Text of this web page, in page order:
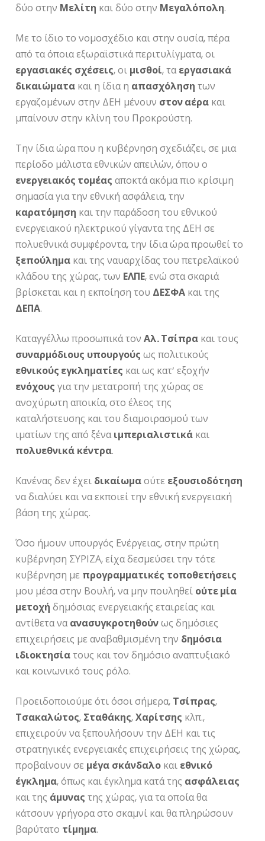
δύο στην Μελίτη και δύο στην Μεγαλόπολη.
Με το ίδιο το νομοσχέδιο και στην ουσία, πέρα
από τα όποια εξωραϊστικά περιτυλίγματα, οι
εργασιακές σχέσεις, οι μισθοί, ταεργασιακά
δικαιώματα και η ίδια η απασχόληση των
εργαζομένων στην ΔΕΗ μένουν στον αέρα και
μπαίνουν στην κλίνη του Προκρούστη.
Την ίδια ώρα που η κυβέρνηση σχεδιάζει, σε μια
περίοδο μάλιστα εθνικών απειλών, όπου ο
ενεργειακός τομέας αποκτά ακόμα πιο κρίσιμη
σημασία για την εθνική ασφάλεια, την
καρατόμηση και την παράδοση του εθνικού
ενεργειακού ηλεκτρικού γίγαντα της ΔΕΗ σε
πολυεθνικά συμφέροντα, την ίδια ώρα προωθεί το
ξεπούλημα και της ναυαρχίδας του πετρελαϊκού
κλάδου της χώρας, των ΕΛΠΕ, ενώ στα σκαριά
βρίσκεται και η εκποίηση του ΔΕΣΦΑ και της
ΔΕΠΑ.
Καταγγέλλω προσωπικά τονΑλ. Τσίπρα και τους
συναρμόδιους υπουργούς ως πολιτικούς
εθνικούς εγκληματίες και ως κατ’ εξοχήν
ενόχους για την μετατροπή της χώρας σε
ανοχύρωτη αποικία, στο έλεος της
καταλήστευσης και του διαμοιρασμού των
ιματίων της από ξέναιμπεριαλιστικά και
πολυεθνικά κέντρα.
Κανένας δεν έχει δικαίωμαούτε εξουσιοδότηση
να διαλύει και να εκποιεί την εθνική ενεργειακή
βάση της χώρας.
Όσο ήμουν υπουργός Ενέργειας, στην πρώτη
κυβέρνηση ΣΥΡΙΖΑ, είχα δεσμεύσει την τότε
κυβέρνηση με προγραμματικές τοποθετήσεις
μου μέσα στην Βουλή, να μην πουληθεί ούτε μία
μετοχή δημόσιας ενεργειακής εταιρείας και
αντίθετα ναανασυγκροτηθούνως δημόσιες
επιχειρήσεις με αναβαθμισμένη την δημόσια
ιδιοκτησίατους και τον δημόσιο αναπτυξιακό
και κοινωνικό τους ρόλο.
Προειδοποιούμε ότι όσοι σήμερα, Τσίπρας,
Τσακαλώτος, Σταθάκης,Χαρίτσης κλπ.,
επιχειρούν να ξεπουλήσουν την ΔΕΗ και τις
στρατηγικές ενεργειακές επιχειρήσεις της χώρας,
προβαίνουν σε μέγα σκάνδαλο και εθνικό
έγκλημα, όπως και έγκλημα κατά της ασφάλειας
και της άμυνας της χώρας, για τα οποία θα
κάτσουν γρήγορα στο σκαμνί και θα πληρώσουν
βαρύτατο τίμημα.